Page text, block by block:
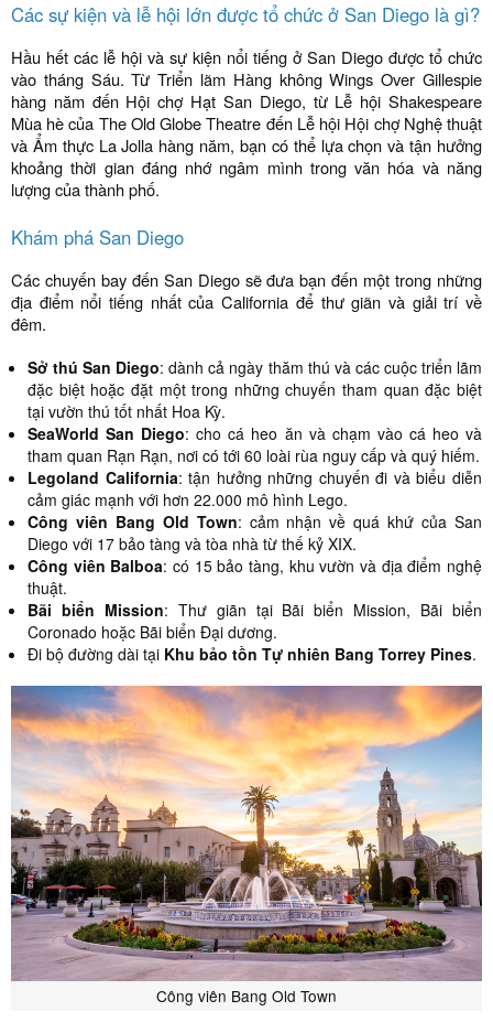
Các sự kiện và lễ hội lớn được tổ chức ở San Diego là gì?
Hầu hết các lễ hội và sự kiện nổi tiếng ở San Diego được tổ chức
vào tháng Sáu. Từ Triển lãm Hàng không Wings Over Gillespie
hàng năm đến Hội chợ Hạt San Diego, từ Lễ hội Shakespeare
Mùa hè của The Old Globe Theatre đến Lễ hội Hội chợ Nghệ thuật
và Ẩm thực La Jolla hàng năm, bạn có thể lựa chọn và tận hưởng
khoảng thời gian đáng nhớ ngâm mình trong văn hóa và năng
lượng của thành phố.
Khám phá San Diego
Các chuyến bay đến San Diego sẽ đưa bạn đến một trong những
địa điểm nổi tiếng nhất của California để thư giãn và giải trí về
đêm.
Sở thú San Diego: dành cả ngày thăm thú và các cuộc triển lãm
đặc biệt hoặc đặt một trong những chuyến tham quan đặc biệt
tại vườn thú tốt nhất Hoa Kỳ.
SeaWorld San Diego: cho cá heo ăn và chạm vào cá heo và
tham quan Rạn Rạn, nơi có tới 60 loài rùa nguy cấp và quý hiếm.
Legoland California: tận hưởng những chuyến đi và biểu diễn
cảm giác mạnh với hơn 22.000 mô hình Lego.
Công viên Bang Old Town: cảm nhận về quá khứ của San
Diego với 17 bảo tàng và tòa nhà từ thế kỷ XIX.
Công viên Balboa: có 15 bảo tàng, khu vườn và địa điểm nghệ
thuật.
Bãi biển Mission: Thư giãn tại Bãi biển Mission, Bãi biển
Coronado hoặc Bãi biển Đại dương.
Đi bộ đường dài tại Khu bảo tồn Tự nhiên Bang Torrey Pines.
Công viên Bang Old Town